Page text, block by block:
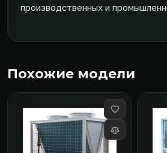
производственных и
Похожие модели